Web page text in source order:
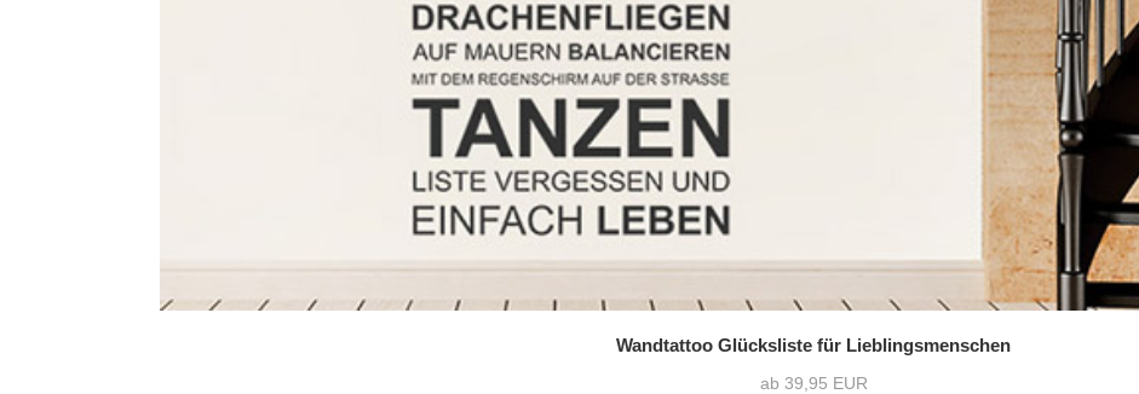
Wandtattoo Glücksliste für Lieblingsmenschen
ab 39,95 EUR